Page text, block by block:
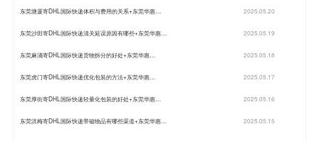
东莞塘厦寄DHL国际快递体积与费用的关系+东莞华惠… 2025.05.20
东莞沙田寄DHL国际快递清关延误原因有哪些+东莞华惠… 2025.05.19
东莞麻涌寄DHL国际快递货物拆分的好处+东莞华惠… 2025.05.18
东莞虎门寄DHL国际快递优化包装的方法+东莞华惠… 2025.05.17
东莞厚街寄DHL国际快递轻量化包装的好处+东莞华惠… 2025.05.16
东莞洪梅寄DHL国际快递带磁物品有哪些渠道+东莞华惠… 2025.05.15